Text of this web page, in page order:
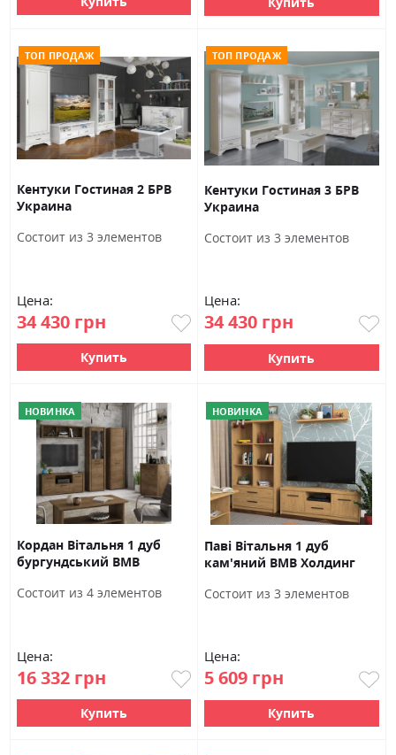
ТОП ПРОДАЖ
Кентуки Гостиная 2 БРВ
Украина
Состоит из 3 элементов
Цена:
34 430 грн
Купить
ТОП ПРОДАЖ
Кентуки Гостиная 3 БРВ
Украина
Состоит из 3 элементов
Цена:
34 430 грн
Купить
НОВИНКА
Кордан Вітальня 1 дуб
бургундський ВМВ
Состоит из 4 элементов
Цена:
16 332 грн
Купить
НОВИНКА
Паві Вітальня 1 дуб
кам'яний ВМВ Холдинг
Состоит из 3 элементов
Цена:
5 609 грн
Купить